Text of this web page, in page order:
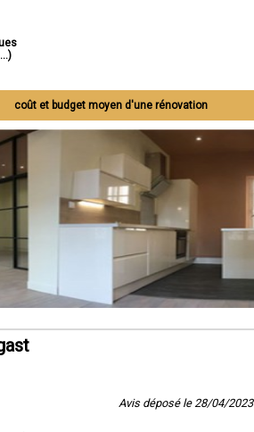
coût et budget moyen d'une rénovation
Avis déposé le 28/04/2023